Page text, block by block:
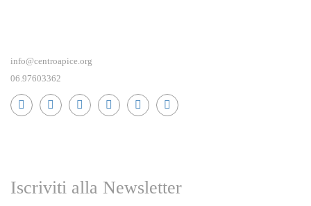
info@centroapice.org
06.97603362
Iscriviti alla Newsletter